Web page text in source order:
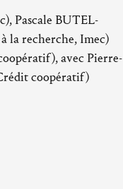
Pascale BUTEL-
la recherche, Imec)
avec Pierre-
coopératif)